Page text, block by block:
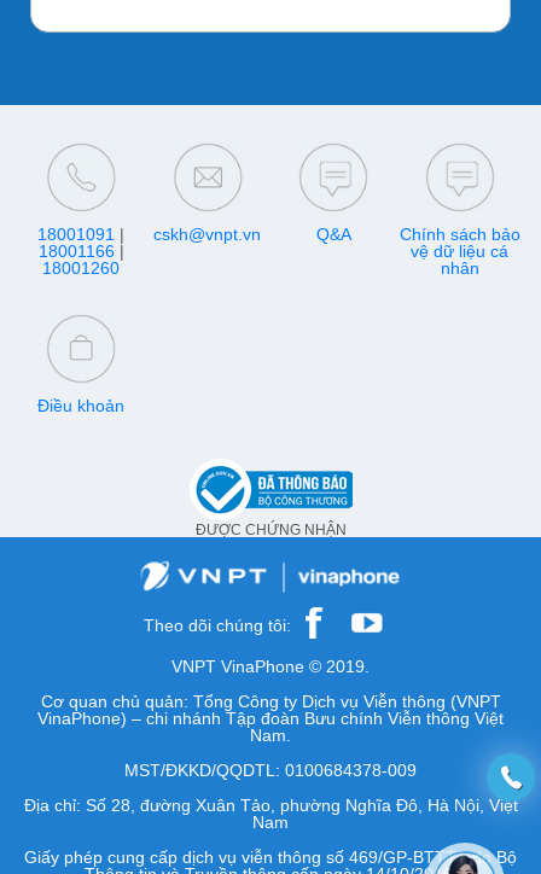
18001091 |
18001166|
18001260
cskh@vnpt.vn Q&A
Chính sách bảo
vệ dữ liệu cá
nhân
Điều khoản
ĐƯỢC CHỨNG NHẬN
Theo dõi chúng tôi:
VNPT VinaPhone © 2019.
Cơ quan chủ quản: Tổng Công ty Dịch vụ Viễn thông (VNPT
VinaPhone) – chi nhánh Tập đoàn Bưu chính Viễn thông Việt
Nam.
MST/ĐKKD/QQDTL: 0100684378-009
Địa chỉ: Số 28, đường Xuân Tảo, phường Nghĩa Đô, Hà Nội, Việt
Nam
Giấy phép cung cấp dịch vụ viễn thông số 469/GP-BTTTT do Bộ